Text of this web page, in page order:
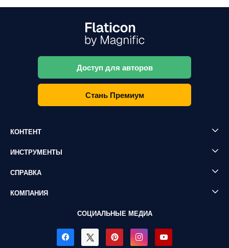
Доступ для авторов
Стань Премиум
КОНТЕНТ
ИНСТРУМЕНТЫ
СПРАВКА
КОМПАНИЯ
СОЦИАЛЬНЫЕ МЕДИА